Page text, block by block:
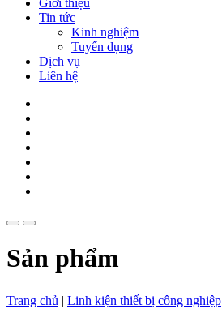
Giới thiệu
Tin tức
Kinh nghiệm
Tuyển dụng
Dịch vụ
Liên hệ
Sản phẩm
Trang chủ | Linh kiện thiết bị công nghiệp